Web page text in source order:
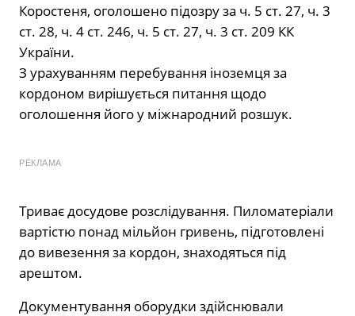
Коростеня, оголошено підозру за ч. 5 ст. 27, ч. 3
ст. 28, ч. 4 ст. 246, ч. 5 ст. 27, ч. 3 ст. 209 КК
України.
З урахуванням перебування іноземця за
кордоном вирішується питання щодо
оголошення його у міжнародний розшук.
РЕКЛАМА
Триває досудове розслідування. Пиломатеріали
вартістю понад мільйон гривень, підготовлені
до вивезення за кордон, знаходяться під
арештом.
Документування оборудки здійснювали